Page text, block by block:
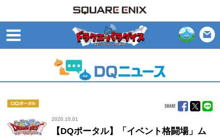
2020.10.01
【DQポータル】「イベント格闘場」ム